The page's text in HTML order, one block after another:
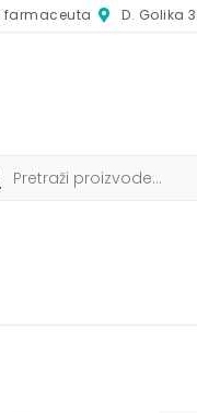
farmaceuta D. Golika